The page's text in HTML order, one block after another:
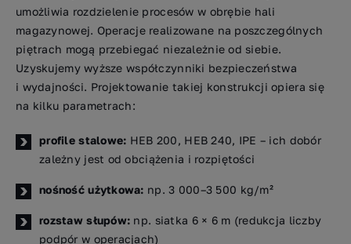
umożliwia rozdzielenie procesów w obrębie hali
magazynowej. Operacje realizowane na poszczególnych
piętrach mogą przebiegać niezależnie od siebie.
Uzyskujemy wyższe współczynniki bezpieczeństwa
i wydajności. Projektowanie takiej konstrukcji opiera się
na kilku parametrach:
profile stalowe: HEB 200, HEB 240, IPE – ich dobór
zależny jest od obciążenia i rozpiętości
nośność użytkowa: np. 3 000–3 500 kg/m²
rozstaw słupów: np. siatka 6 × 6 m (redukcja liczby
podpór w operacjach)